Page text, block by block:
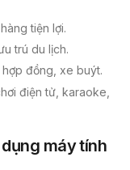
tiện lợi.
trú du lịch.
đồng, xe buýt.
điện tử, karaoke,
máy tính